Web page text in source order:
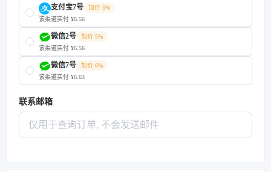
支付宝7号
加价 5%
该渠道实付 ¥6.56
微信2号
加价 5%
该渠道实付 ¥6.56
微信7号
加价 6%
该渠道实付 ¥6.63
联系邮箱